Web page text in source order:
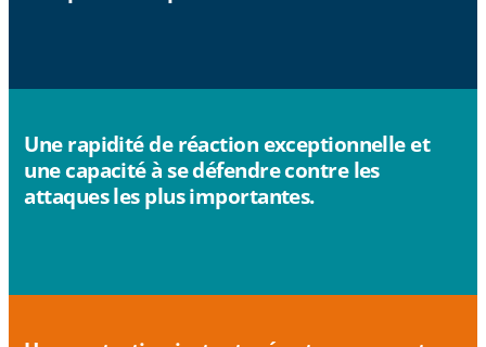
Une rapidité de réaction exceptionnelle et
une capacité à se défendre contre les
attaques les plus importantes.